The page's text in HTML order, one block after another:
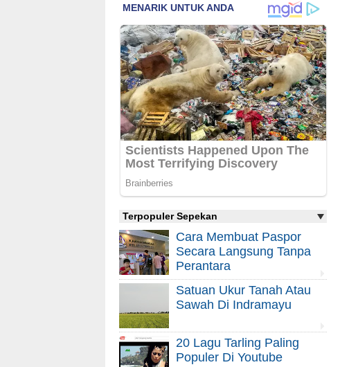
Terpopuler Sepekan
Cara Membuat Paspor
Secara Langsung Tanpa
Perantara
Satuan Ukur Tanah Atau
Sawah Di Indramayu
20 Lagu Tarling Paling
Populer Di Youtube